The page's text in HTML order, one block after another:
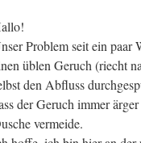
Problem seit ein paar
üblen Geruch (riecht
den Abfluss
der Geruch immer
vermeide.